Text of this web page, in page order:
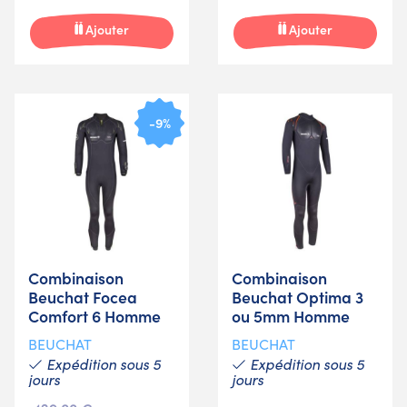
Ajouter Ajouter
-9%
Combinaison
Beuchat Focea
Comfort 6 Homme
BEUCHAT
Expédition sous 5
jours
Combinaison
Beuchat Optima 3
ou 5mm Homme
BEUCHAT
Expédition sous 5
jours